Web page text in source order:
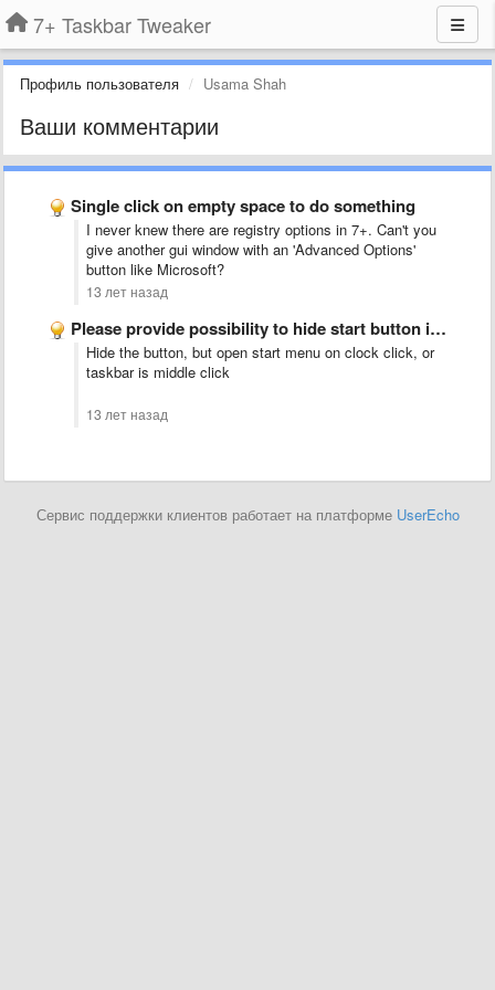
7+ Taskbar Tweaker
Профиль пользователя Usama Shah
Ваши комментарии
Single click on empty space to do something
I never knew there are registry options in 7+. Can't you
give another gui window with an 'Advanced Options'
button like Microsoft?
13 лет назад
Please provide possibility to hide start button in Windows 7/8.1
Hide the button, but open start menu on clock click, or
taskbar is middle click
13 лет назад
Сервис поддержки клиентов работает на платформе UserEcho